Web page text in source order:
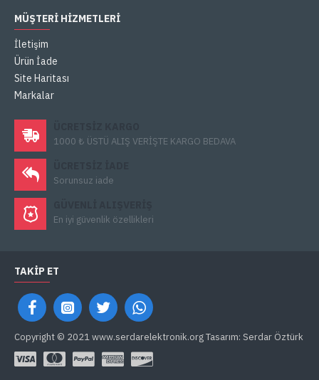
MÜŞTERI HIZMETLERI
İletişim
Ürün İade
Site Haritası
Markalar
1000 ₺ ÜSTÜ ALIŞ VERİŞTE KARGO BEDAVA
Sorunsuz iade
En iyi güvenlik özellikleri
TAKIP ET
Copyright © 2021 www.serdarelektronik.org Tasarım: Serdar Öztürk